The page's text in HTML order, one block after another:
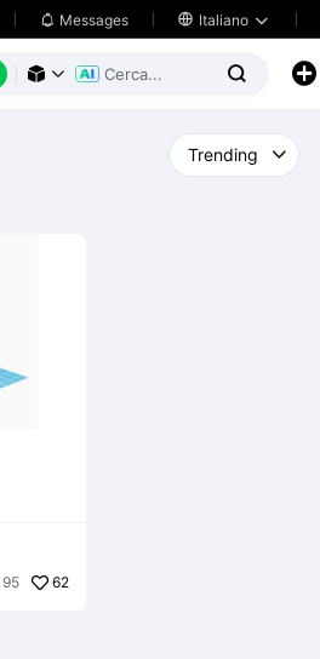
 Messages  Italiano 
   
95 62